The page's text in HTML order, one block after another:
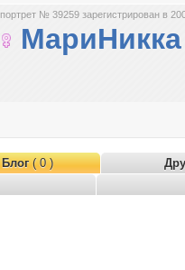
портрет № 39259 зарегистрирован в
МариНикка
Блог( 0 )